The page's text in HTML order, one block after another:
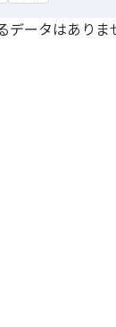
ータはありま